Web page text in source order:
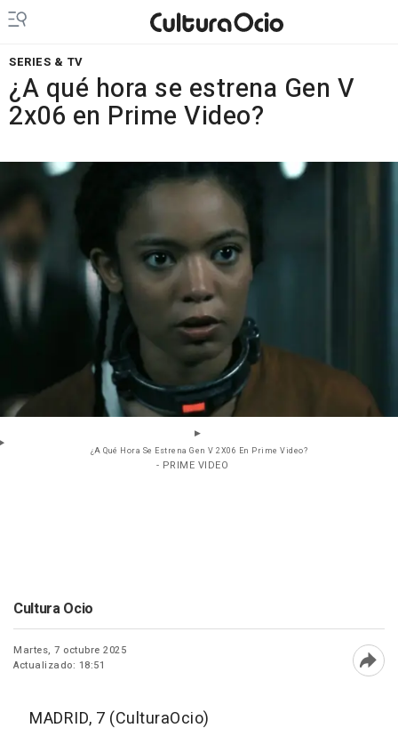
SERIES & TV
¿A qué hora se estrena Gen V
2x06 en Prime Video?
¿A Qué Hora Se Estrena Gen V 2X06 En Prime Video?
- PRIME VIDEO
Cultura Ocio
Martes, 7 octubre 2025
Actualizado: 18:51
MADRID, 7 (CulturaOcio)